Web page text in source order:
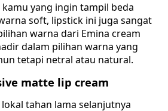
yang ingin tampil beda
soft, lipstick ini juga sangat
warna dari Emina cream
dalam pilihan warna yang
tetapi netral atau natural.
matte lip cream
tahan lama selanjutnya